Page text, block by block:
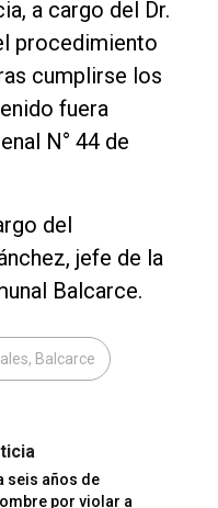
a cargo del Dr.
procedimiento
cumplirse los
fuera
N° 44 de
del
jefe de la
Balcarce.
Balcarce
seis años de
por violar a